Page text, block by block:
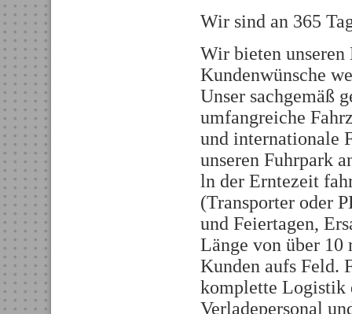
Wir sind an 365
Wir bieten
Kundenwünsche
Unser sachgemäß
umfangreiche
und internationale
unseren Fuhrpark
ln der Erntezeit
(Transporter oder
und Feiertagen,
Länge von über
Kunden aufs Feld.
komplette Logistik
Verladepersonal